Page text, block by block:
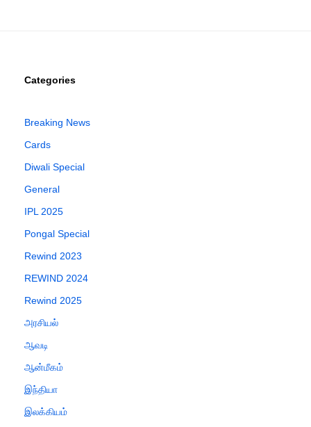
Categories
Breaking News
Cards
Diwali Special
General
IPL 2025
Pongal Special
Rewind 2023
REWIND 2024
Rewind 2025
அரசியல்
ஆவடி
ஆன்மீகம்
இந்தியா
இலக்கியம்